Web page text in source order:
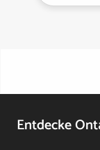
Footer
Entdecke